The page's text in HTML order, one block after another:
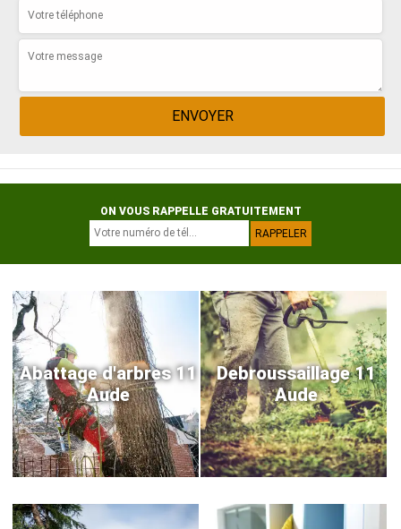
ON VOUS RAPPELLE GRATUITEMENT
Abattage d'arbres 11
Aude
Debroussaillage 11
Aude